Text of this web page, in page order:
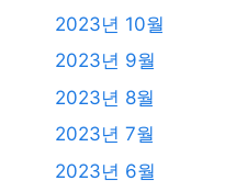
2023년 10월
2023년 9월
2023년 8월
2023년 7월
2023년 6월